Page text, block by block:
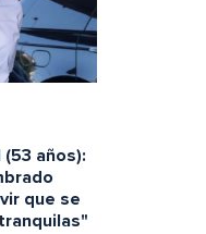
años):
que se